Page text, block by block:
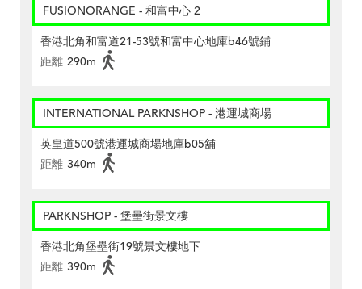
FUSIONORANGE - 和富中心 2
香港北角和富道21-53號和富中心地庫b46號鋪
距離 290m
INTERNATIONAL PARKNSHOP - 港運城商場
英皇道500號港運城商場地庫b05舖
距離 340m
PARKNSHOP - 堡壘街景文樓
香港北角堡壘街19號景文樓地下
距離 390m